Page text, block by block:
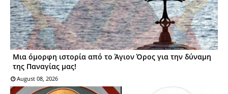
Μια όμορφη ιστορία από το Άγιον Όρος για την δύναμη
της Παναγίας μας!
August 08, 2026